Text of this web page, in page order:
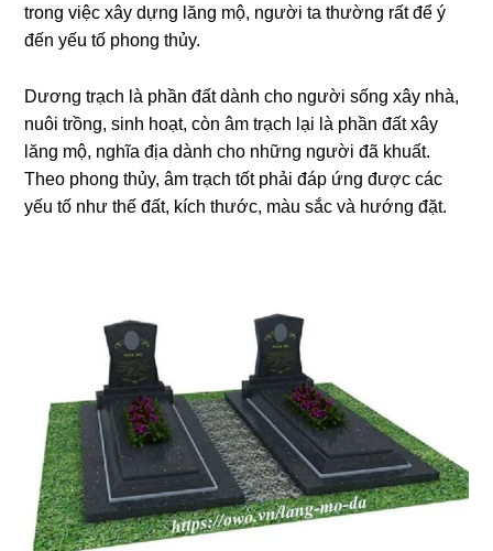
trong việc xây dựng lăng mộ, người ta thường rất để ý
đến yếu tố phong thủy.
Dương trạch là phần đất dành cho người sống xây nhà,
nuôi trồng, sinh hoạt, còn âm trạch lại là phần đất xây
lăng mộ, nghĩa địa dành cho những người đã khuất.
Theo phong thủy, âm trạch tốt phải đáp ứng được các
yếu tố như thế đất, kích thước, màu sắc và hướng đặt.